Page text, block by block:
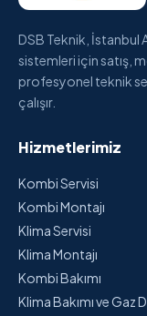
DSB Teknik, İstanbul
sistemleri için satış,
profesyonel teknik
çalışır.
Hizmetlerimiz
Kombi Servisi
Kombi Montajı
Klima Servisi
Klima Montajı
Kombi Bakımı
Klima Bakımı ve Gaz